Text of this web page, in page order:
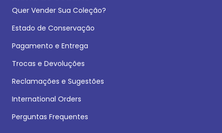
Quer Vender Sua Coleção?
Estado de Conservação
Pagamento e Entrega
Trocas e Devoluções
Reclamações e Sugestões
International Orders
Perguntas Frequentes